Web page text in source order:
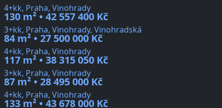
4+kk, Praha, Vinohrady
130 m² • 42 557 400 Kč
3+kk, Praha, Vinohrady, Vinohradská
84 m² • 27 500 000 Kč
4+kk, Praha, Vinohrady
117 m² • 38 315 050 Kč
3+kk, Praha, Vinohrady
87 m² • 28 495 000 Kč
4+kk, Praha, Vinohrady
133 m² • 43 678 000 Kč